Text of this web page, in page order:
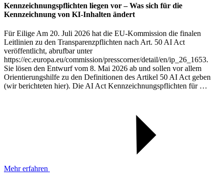
Kennzeichnungspflichten liegen vor – Was sich für die
Kennzeichnung von KI-Inhalten ändert
Für Eilige Am 20. Juli 2026 hat die EU-Kommission die finalen
Leitlinien zu den Transparenzpflichten nach Art. 50 AI Act
veröffentlicht, abrufbar unter
https://ec.europa.eu/commission/presscorner/detail/en/ip_26_1653.
Sie lösen den Entwurf vom 8. Mai 2026 ab und sollen vor allem
Orientierungshilfe zu den Definitionen des Artikel 50 AI Act geben
(wir berichteten hier). Die AI Act Kennzeichnungspflichten für …
Mehr erfahren